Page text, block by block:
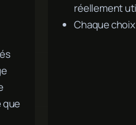
que
réellement
Chaque